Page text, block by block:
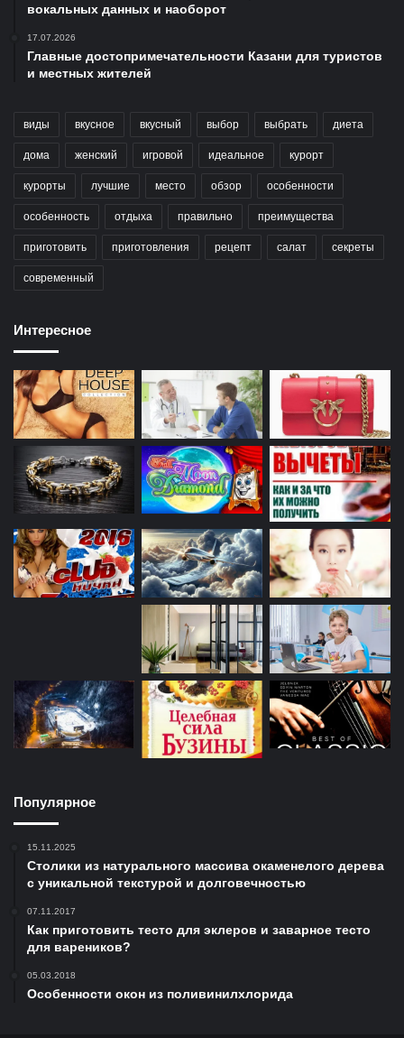
вокальных данных и наоборот
17.07.2026
Главные достопримечательности Казани для туристов
и местных жителей
виды вкусное вкусный выбор выбрать диета
дома женский игровой идеальное курорт
курорты лучшие место обзор особенности
особенность отдыха правильно преимущества
приготовить приготовления рецепт салат секреты
современный
Интересное
Популярное
15.11.2025
Столики из натурального массива окаменелого дерева
с уникальной текстурой и долговечностью
07.11.2017
Как приготовить тесто для эклеров и заварное тесто
для вареников?
05.03.2018
Особенности окон из поливинилхлорида